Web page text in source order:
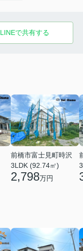
LINEで共有する
前橋市富士見町時沢
3LDK (92.74㎡)
2,798万円